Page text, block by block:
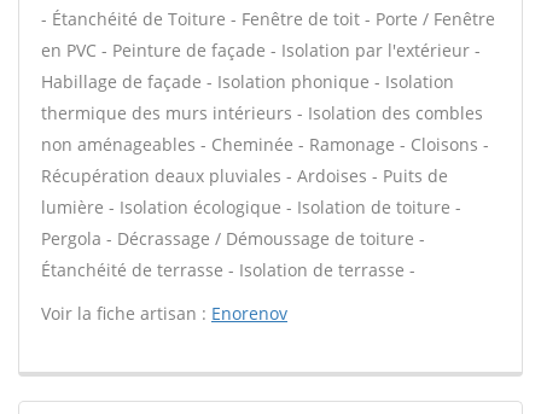
- Étanchéité de Toiture - Fenêtre de toit - Porte / Fenêtre
en PVC - Peinture de façade - Isolation par l'extérieur -
Habillage de façade - Isolation phonique - Isolation
thermique des murs intérieurs - Isolation des combles
non aménageables - Cheminée - Ramonage - Cloisons -
Récupération deaux pluviales - Ardoises - Puits de
lumière - Isolation écologique - Isolation de toiture -
Pergola - Décrassage / Démoussage de toiture -
Étanchéité de terrasse - Isolation de terrasse -
Voir la fiche artisan : Enorenov